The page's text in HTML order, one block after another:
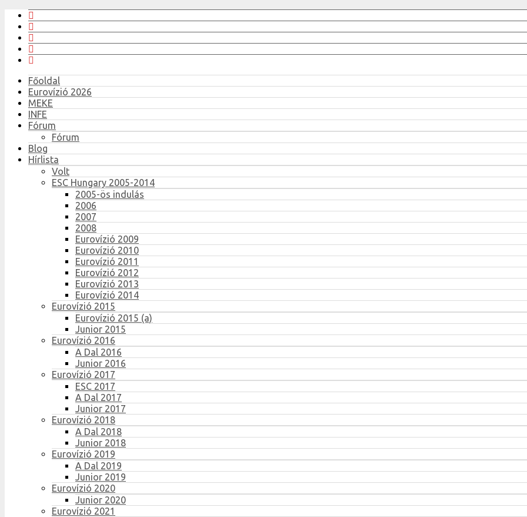
Főoldal
Eurovízió 2026
MEKE
INFE
Fórum
Fórum
Blog
Hírlista
Volt
ESC Hungary 2005-2014
2005-ös indulás
2006
2007
2008
Eurovízió 2009
Eurovízió 2010
Eurovízió 2011
Eurovízió 2012
Eurovízió 2013
Eurovízió 2014
Eurovízió 2015
Eurovízió 2015 (a)
Junior 2015
Eurovízió 2016
A Dal 2016
Junior 2016
Eurovízió 2017
ESC 2017
A Dal 2017
Junior 2017
Eurovízió 2018
A Dal 2018
Junior 2018
Eurovízió 2019
A Dal 2019
Junior 2019
Eurovízió 2020
Junior 2020
Eurovízió 2021